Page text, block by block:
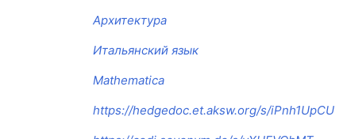
Архитектура
Итальянский язык
Mathematica
https://hedgedoc.et.aksw.org/s/iPnh1UpCU